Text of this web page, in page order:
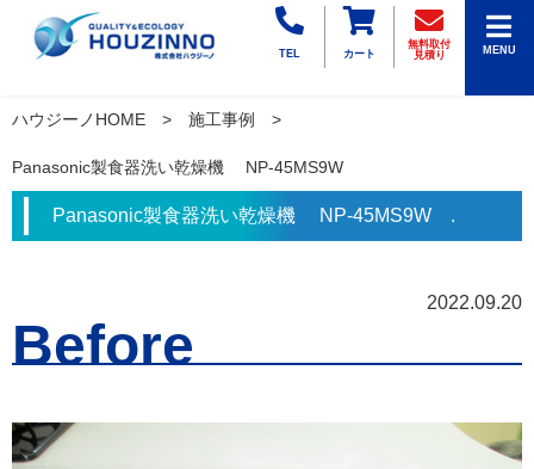
TEL カート
無料取付
見積り
MENU
ハウジーノHOME 施工事例
Panasonic製食器洗い乾燥機 NP-45MS9W
Panasonic製食器洗い乾燥機 NP-45MS9W .
2022.09.20
Before